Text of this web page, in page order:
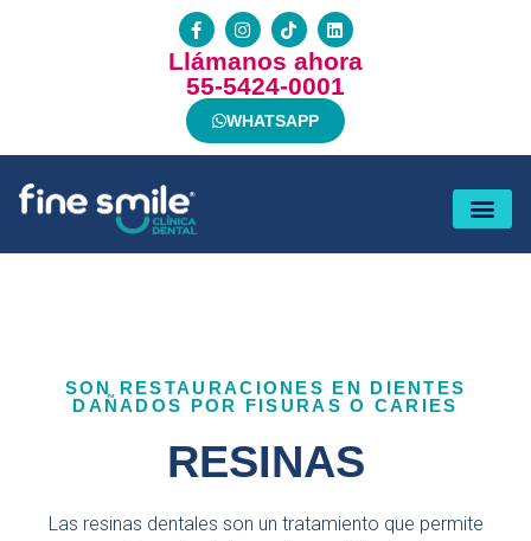
Llámanos ahora
55-5424-0001
WHATSAPP
SON RESTAURACIONES EN DIENTES
DAÑADOS POR FISURAS O CARIES
RESINAS
Las resinas dentales son un tratamiento que permite